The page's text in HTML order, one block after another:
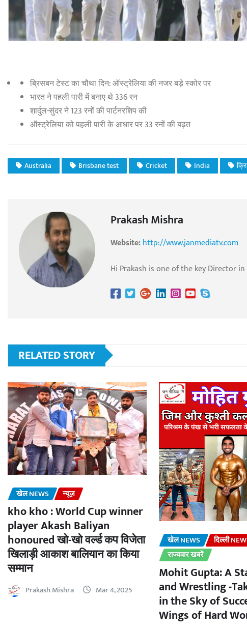
ब्रिसबन टेस्ट का चौथा दिन: ऑस्ट्रेलिया की नजर बड़े स्कोर पर
भारत ने पहली पारी में बनाए थे 336 रन
शार्दुल-सुंदर ने 123 रनों की पार्टनरशिप की
ऑस्ट्रेलिया को पहली पारी के आधार पर 33 रनों की बढ़त
Australia Brisbane test Cricket India
Prakash Mishra
Website:http://www.janmediatv.com
Hi Prakash is one of the key Director in
RELATED STORY
खेल NEWS न्यूज़
kho kho : World Cup winner
player Akash Baliyan
honoured खो-खो वर्ल्ड कप विजेता
खिलाड़ी आकाश बालियान का किया
सम्मान
Prakash Mishra Mar 4, 2025
खेल NEWS दिल्ली
राज्यवार खबरें
Mohit Gupta: A
and Wrestling -
in the Sky of
Wings of Hard